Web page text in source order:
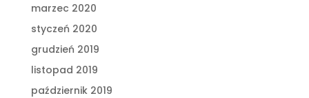
marzec 2020
styczeń 2020
grudzień 2019
listopad 2019
październik 2019